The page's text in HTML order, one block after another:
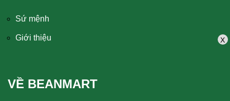
X
Sứ mệnh
Giới thiệu
VỀ BEANMART